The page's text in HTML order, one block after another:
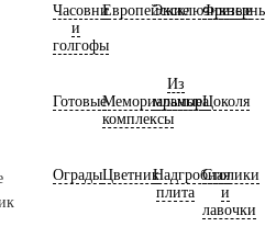
Часовни
и
голгофы
ЕвропейскиеЭксклюзивные
ГотовыеМемориальные
комплексы
Из
мрамораЦоколя
ОградыЦветникНадгробная
плита
Столики
и
лавочки